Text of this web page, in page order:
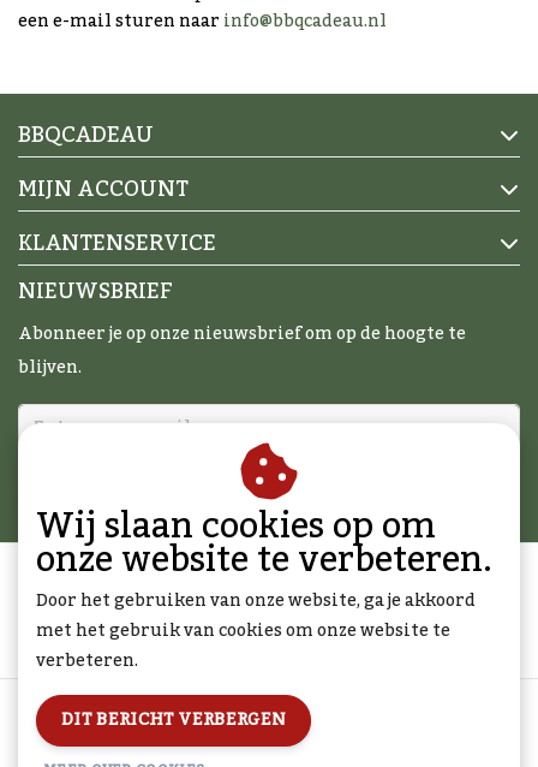
een e-mail sturen naarinfo@bbqcadeau.nl
BBQCADEAU
MIJN ACCOUNT
KLANTENSERVICE
NIEUWSBRIEF
Abonneer je op onze nieuwsbrief om op de hoogte te
blijven.
Algemene voorwaarden | Disclaimer
Sitemap | RSS Feed
Wij slaan cookies op om
onze website te verbeteren.
Door het gebruiken van onze website, ga je akkoord
met het gebruik van cookies om onze website te
verbeteren.
DIT BERICHT VERBERGEN